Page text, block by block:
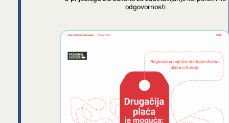
odgovornosti